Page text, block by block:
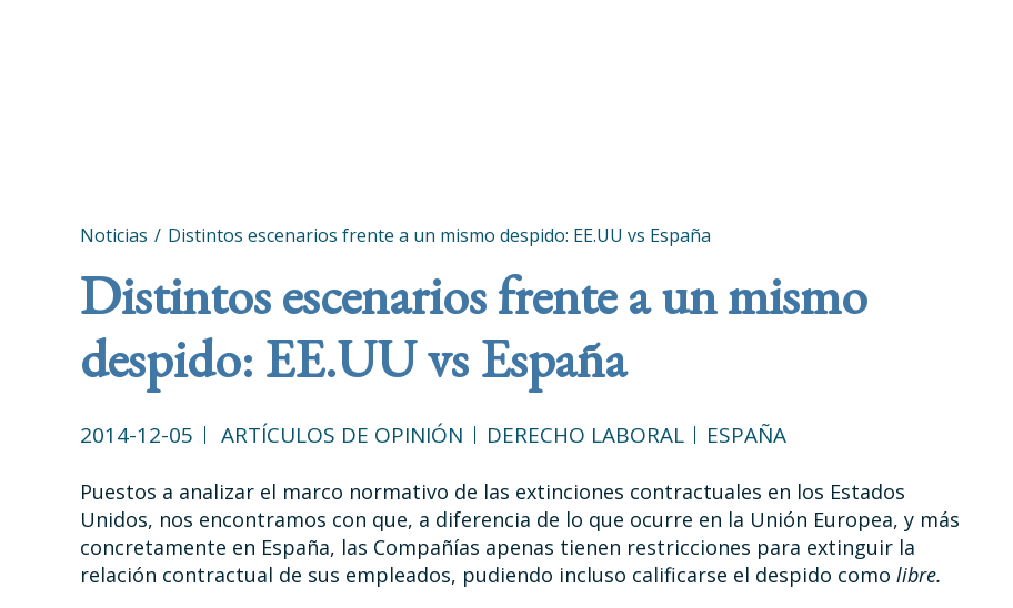
Noticias Distintos escenarios frente a un mismo despido: EE.UU vs España
Distintos escenarios frente a un mismo
despido: EE.UU vs España
2014-12-05 ARTÍCULOS DE OPINIÓN DERECHO LABORAL ESPAÑA
Puestos a analizar el marco normativo de las extinciones contractuales en los Estados
Unidos, nos encontramos con que, a diferencia de lo que ocurre en la Unión Europea, y más
concretamente en España, las Compañías apenas tienen restricciones para extinguir la
relación contractual de sus empleados, pudiendo incluso calificarse el despido como libre.